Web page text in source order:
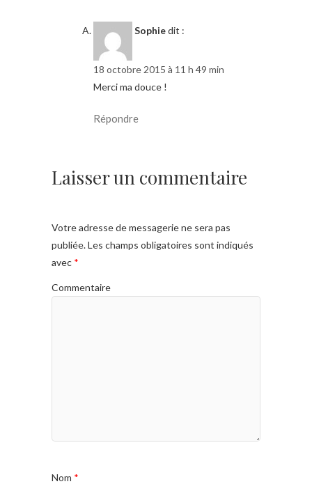
Sophiedit :
18 octobre 2015 à 11 h 49 min
Merci ma douce !
Répondre
Laisser un commentaire
Votre adresse de messagerie ne sera pas
publiée.Les champs obligatoires sont indiqués
avec *
Commentaire
Nom *